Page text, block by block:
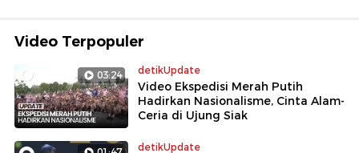
Video Terpopuler
03:24 detikUpdate
Video Ekspedisi Merah Putih
Hadirkan Nasionalisme, Cinta Alam-
Ceria di Ujung Siak
detikUpdate